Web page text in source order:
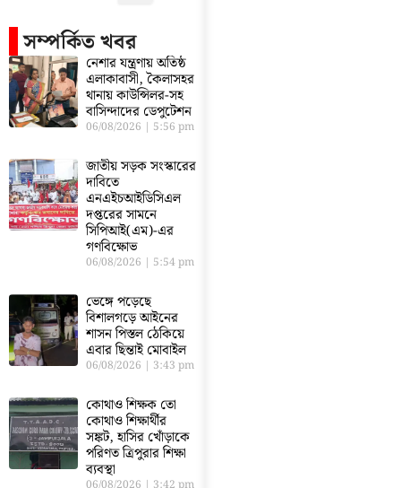
সম্পর্কিত খবর
নেশার যন্ত্রণায় অতিষ্ঠ
এলাকাবাসী, কৈলাসহর
থানায় কাউন্সিলর-সহ
বাসিন্দাদের ডেপুটেশন
06/08/2026 5:56 pm
জাতীয় সড়ক সংস্কারের
দাবিতে
এনএইচআইডিসিএল
দপ্তরের সামনে
সিপিআই(এম)-এর
গণবিক্ষোভ
06/08/2026 5:54 pm
ভেঙ্গে পড়েছে
বিশালগড়ে আইনের
শাসন পিস্তল ঠেকিয়ে
এবার ছিন্তাই মোবাইল
06/08/2026 3:43 pm
কোথাও শিক্ষক তো
কোথাও শিক্ষার্থীর
সঙ্কট, হাসির খোঁড়াকে
পরিণত ত্রিপুরার শিক্ষা
ব্যবস্থা
06/08/2026 3:42 pm